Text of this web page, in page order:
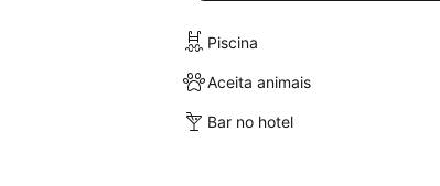
Piscina
Aceita animais
Bar no hotel